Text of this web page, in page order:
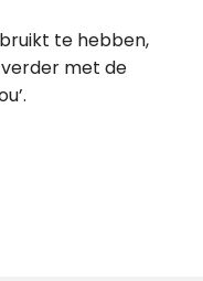
te hebben,
met de